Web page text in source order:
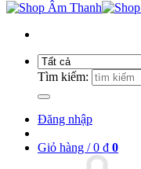
Tìm kiếm:
Đăng nhập
Giỏ hàng /0 ₫ 0